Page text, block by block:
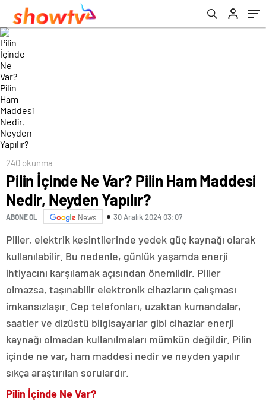
240 okunma
Pilin İçinde Ne Var? Pilin Ham Maddesi
Nedir, Neyden Yapılır?
ABONE OL News 30 Aralık 2024 03:07
Piller, elektrik kesintilerinde yedek güç kaynağı olarak
kullanılabilir. Bu nedenle, günlük yaşamda enerji
ihtiyacını karşılamak açısından önemlidir. Piller
olmazsa, taşınabilir elektronik cihazların çalışması
imkansızlaşır. Cep telefonları, uzaktan kumandalar,
saatler ve dizüstü bilgisayarlar gibi cihazlar enerji
kaynağı olmadan kullanılmaları mümkün değildir. Pilin
içinde ne var, ham maddesi nedir ve neyden yapılır
sıkça araştırılan sorulardır.
Pilin İçinde Ne Var?